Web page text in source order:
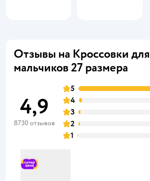
Отзывы на Кроссовки для
мальчиков 27 размера
4,9
8730 отзывов
5
4
3
2
1